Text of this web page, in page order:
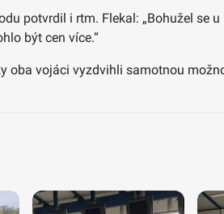
potvrdil i rtm. Flekal: „Bohužel se
být cen více.“
oba vojáci vyzdvihli samotnou